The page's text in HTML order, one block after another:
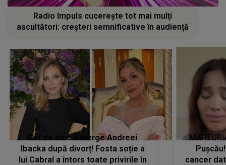
Radio Impuls cucerește tot mai mulți
ascultători: creșteri semnificative în audiență
Cât de bine îi merge Andreei
Ibacka după divorț! Fosta soție a
lui Cabral a întors toate privirile în
cancer